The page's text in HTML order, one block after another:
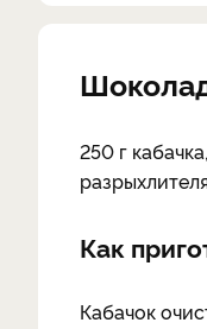
250 г
Как
Кабачок